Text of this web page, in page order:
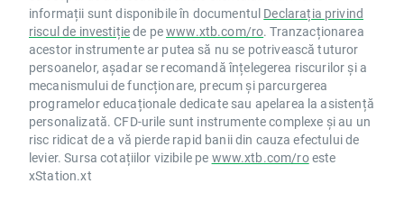
informații sunt disponibile în documentul Declarația privind
riscul de investițiede pewww.xtb.com/ro. Tranzacționarea
acestor instrumente ar putea să nu se potrivească tuturor
persoanelor, așadar se recomandă înțelegerea riscurilor și a
mecanismului de funcționare, precum și parcurgerea
programelor educaționale dedicate sau apelarea la asistență
personalizată. CFD-urile sunt instrumente complexe și au un
risc ridicat de a vă pierde rapid banii din cauza efectului de
levier. Sursa cotațiilor vizibile pe www.xtb.com/roeste
xStation.xt